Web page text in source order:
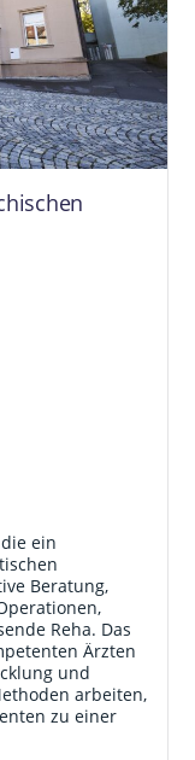
ein
Beratung,
Reha. Das
Ärzten
und
arbeiten,
zu einer